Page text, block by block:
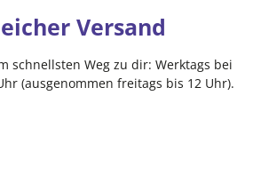
Versand
schnellsten Weg zu dir: Werktags bei
(ausgenommen freitags bis 12 Uhr).